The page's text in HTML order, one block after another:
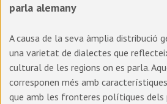
parla alemany
A causa de la seva àmplia distribució
una varietat de dialectes que
cultural de les regions on es parla.
corresponen més amb
que amb les fronteres polítiques dels